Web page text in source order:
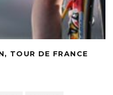
TOUR DE FRANCE